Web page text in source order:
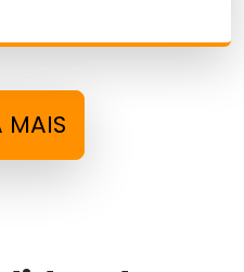
MAIS